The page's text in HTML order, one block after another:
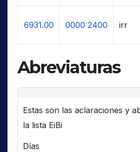
6931.00 0000 2400 irr
Abreviaturas
Estas son las aclaraciones y
la lista EiBi
Días